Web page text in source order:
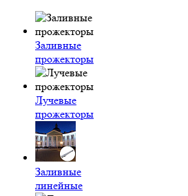
Заливные
прожекторы
Лучевые
прожекторы
Заливные
линейные